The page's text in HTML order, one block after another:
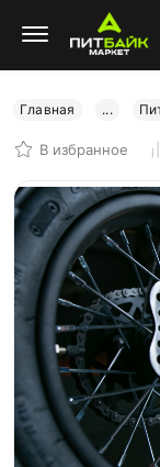
Главная ...
В избранное